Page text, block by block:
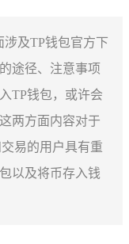
及TP钱包官方下
途径、注意事项
TP钱包，或许会
两方面内容对于
易的用户具有重
以及将币存入钱